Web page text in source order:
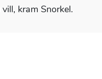
kram Snorkel.